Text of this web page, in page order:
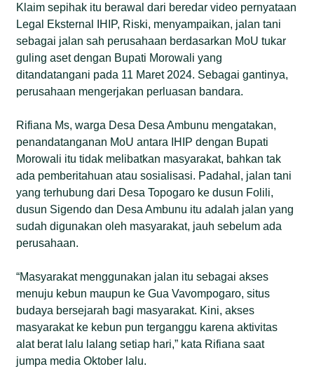
Klaim sepihak itu berawal dari beredar video pernyataan
Legal Eksternal IHIP, Riski, menyampaikan, jalan tani
sebagai jalan sah perusahaan berdasarkan MoU tukar
guling aset dengan Bupati Morowali yang
ditandatangani pada 11 Maret 2024. Sebagai gantinya,
perusahaan mengerjakan perluasan bandara.
Rifiana Ms, warga Desa Desa Ambunu mengatakan,
penandatanganan MoU antara IHIP dengan Bupati
Morowali itu tidak melibatkan masyarakat, bahkan tak
ada pemberitahuan atau sosialisasi. Padahal, jalan tani
yang terhubung dari Desa Topogaro ke dusun Folili,
dusun Sigendo dan Desa Ambunu itu adalah jalan yang
sudah digunakan oleh masyarakat, jauh sebelum ada
perusahaan.
“Masyarakat menggunakan jalan itu sebagai akses
menuju kebun maupun ke Gua Vavompogaro, situs
budaya bersejarah bagi masyarakat. Kini, akses
masyarakat ke kebun pun terganggu karena aktivitas
alat berat lalu lalang setiap hari,” kata Rifiana saat
jumpa media Oktober lalu.